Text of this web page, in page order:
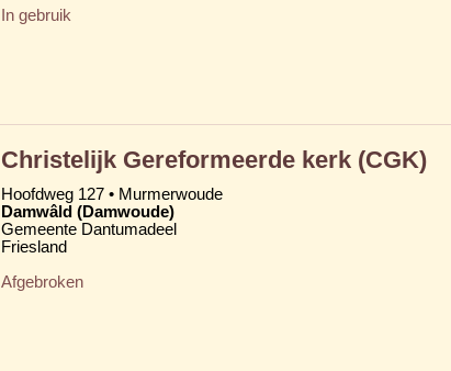
In gebruik
Christelijk Gereformeerde kerk (CGK)
Hoofdweg 127 • Murmerwoude
Damwâld (Damwoude)
Gemeente Dantumadeel
Friesland
Afgebroken